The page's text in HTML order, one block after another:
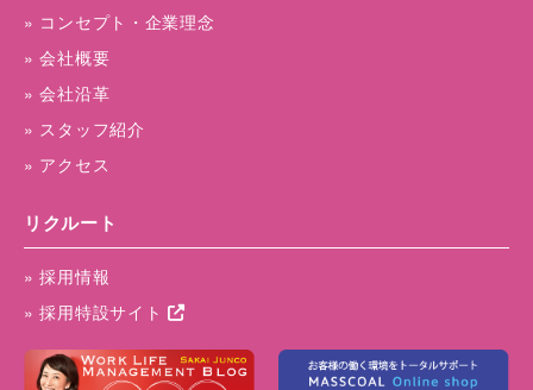
» コンセプト・企業理念
» 会社概要
» 会社沿革
» スタッフ紹介
» アクセス
リクルート
» 採用情報
» 採用特設サイト